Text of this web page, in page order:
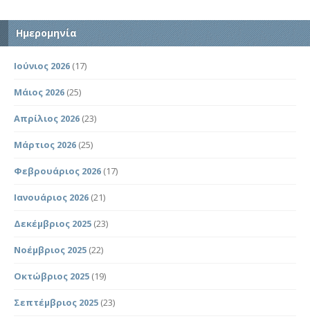
Ημερομηνία
Ιούνιος 2026 (17)
Μάιος 2026 (25)
Απρίλιος 2026 (23)
Μάρτιος 2026 (25)
Φεβρουάριος 2026 (17)
Ιανουάριος 2026 (21)
Δεκέμβριος 2025 (23)
Νοέμβριος 2025 (22)
Οκτώβριος 2025 (19)
Σεπτέμβριος 2025 (23)